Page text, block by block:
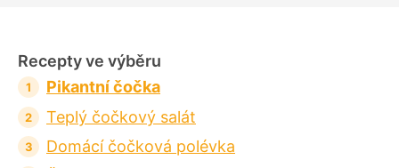
Recepty ve výběru
Pikantní čočka
Teplý čočkový salát
Domácí čočková polévka